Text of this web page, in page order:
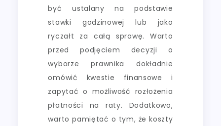
być ustalany na podstawie
stawki godzinowej lub jako
ryczałt za całą sprawę. Warto
przed podjęciem decyzji o
wyborze prawnika dokładnie
omówić kwestie finansowe i
zapytać o możliwość rozłożenia
płatności na raty. Dodatkowo,
warto pamiętać o tym, że koszty